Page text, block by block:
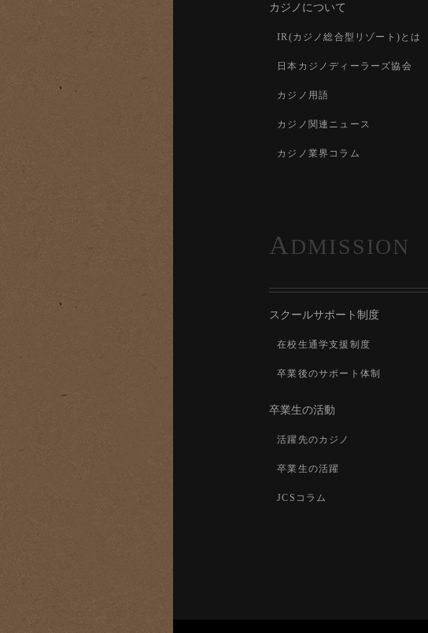
カジノについて
IR(カジノ総合型リゾート)とは
日本カジノディーラーズ協会
カジノ用語
カジノ関連ニュース
カジノ業界コラム
A DMISSION
スクールサポート制度
在校生通学支援制度
卒業後のサポート体制
卒業生の活動
活躍先のカジノ
卒業生の活躍
JCSコラム